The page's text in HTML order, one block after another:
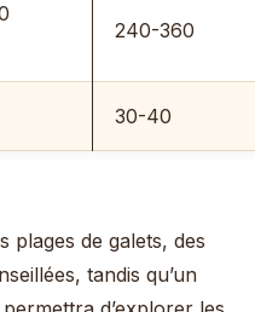
240-360
30-40
plages de galets, des
tandis qu’un